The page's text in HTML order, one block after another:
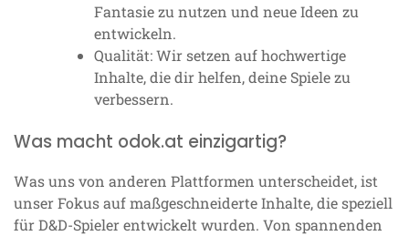
Fantasie zu nutzen und neue Ideen zu
entwickeln.
Qualität: Wir setzen auf hochwertige
Inhalte, die dir helfen, deine Spiele zu
verbessern.
Was macht odok.at einzigartig?
Was uns von anderen Plattformen unterscheidet, ist
unser Fokus auf maßgeschneiderte Inhalte, die speziell
für D&D-Spieler entwickelt wurden. Von spannenden